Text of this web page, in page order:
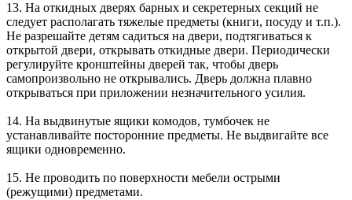
13. На откидных дверях барных и секретерных секций не
следует располагать тяжелые предметы (книги, посуду и т.п.).
Не разрешайте детям садиться на двери, подтягиваться к
открытой двери, открывать откидные двери. Периодически
регулируйте кронштейны дверей так, чтобы дверь
самопроизвольно не открывались. Дверь должна плавно
открываться при приложении незначительного усилия.
14. На выдвинутые ящики комодов, тумбочек не
устанавливайте посторонние предметы. Не выдвигайте все
ящики одновременно.
15. Не проводить по поверхности мебели острыми
(режущими) предметами.